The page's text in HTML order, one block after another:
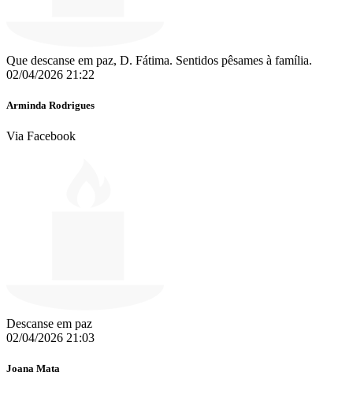
Que descanse em paz, D. Fátima. Sentidos pêsames à família.
02/04/2026 21:22
Arminda Rodrigues
Via Facebook
Descanse em paz
02/04/2026 21:03
Joana Mata